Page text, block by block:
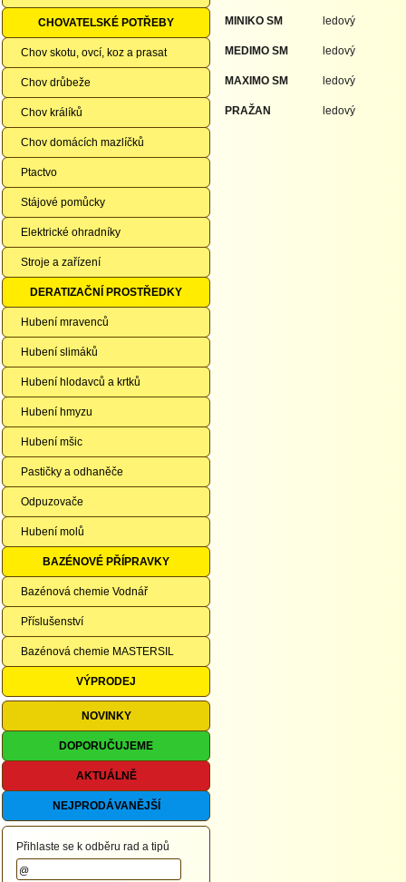
CHOVATELSKÉ POTŘEBY
Chov skotu, ovcí, koz a prasat
Chov drůbeže
Chov králíků
Chov domácích mazlíčků
Ptactvo
Stájové pomůcky
Elektrické ohradníky
Stroje a zařízení
DERATIZAČNÍ PROSTŘEDKY
Hubení mravenců
Hubení slimáků
Hubení hlodavců a krtků
Hubení hmyzu
Hubení mšic
Pastičky a odhaněče
Odpuzovače
Hubení molů
BAZÉNOVÉ PŘÍPRAVKY
Bazénová chemie Vodnář
Příslušenství
Bazénová chemie MASTERSIL
VÝPRODEJ
NOVINKY
DOPORUČUJEME
AKTUÁLNĚ
NEJPRODÁVANĚJŠÍ
Přihlaste se k odběru rad a tipů
MINIKO SM ledový
MEDIMO SM ledový
MAXIMO SM ledový
PRAŽAN ledový